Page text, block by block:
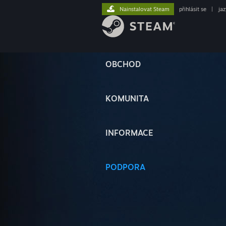
OBCHOD
KOMUNITA
INFORMACE
PODPORA
Nainstalovat Steam přihlásit se